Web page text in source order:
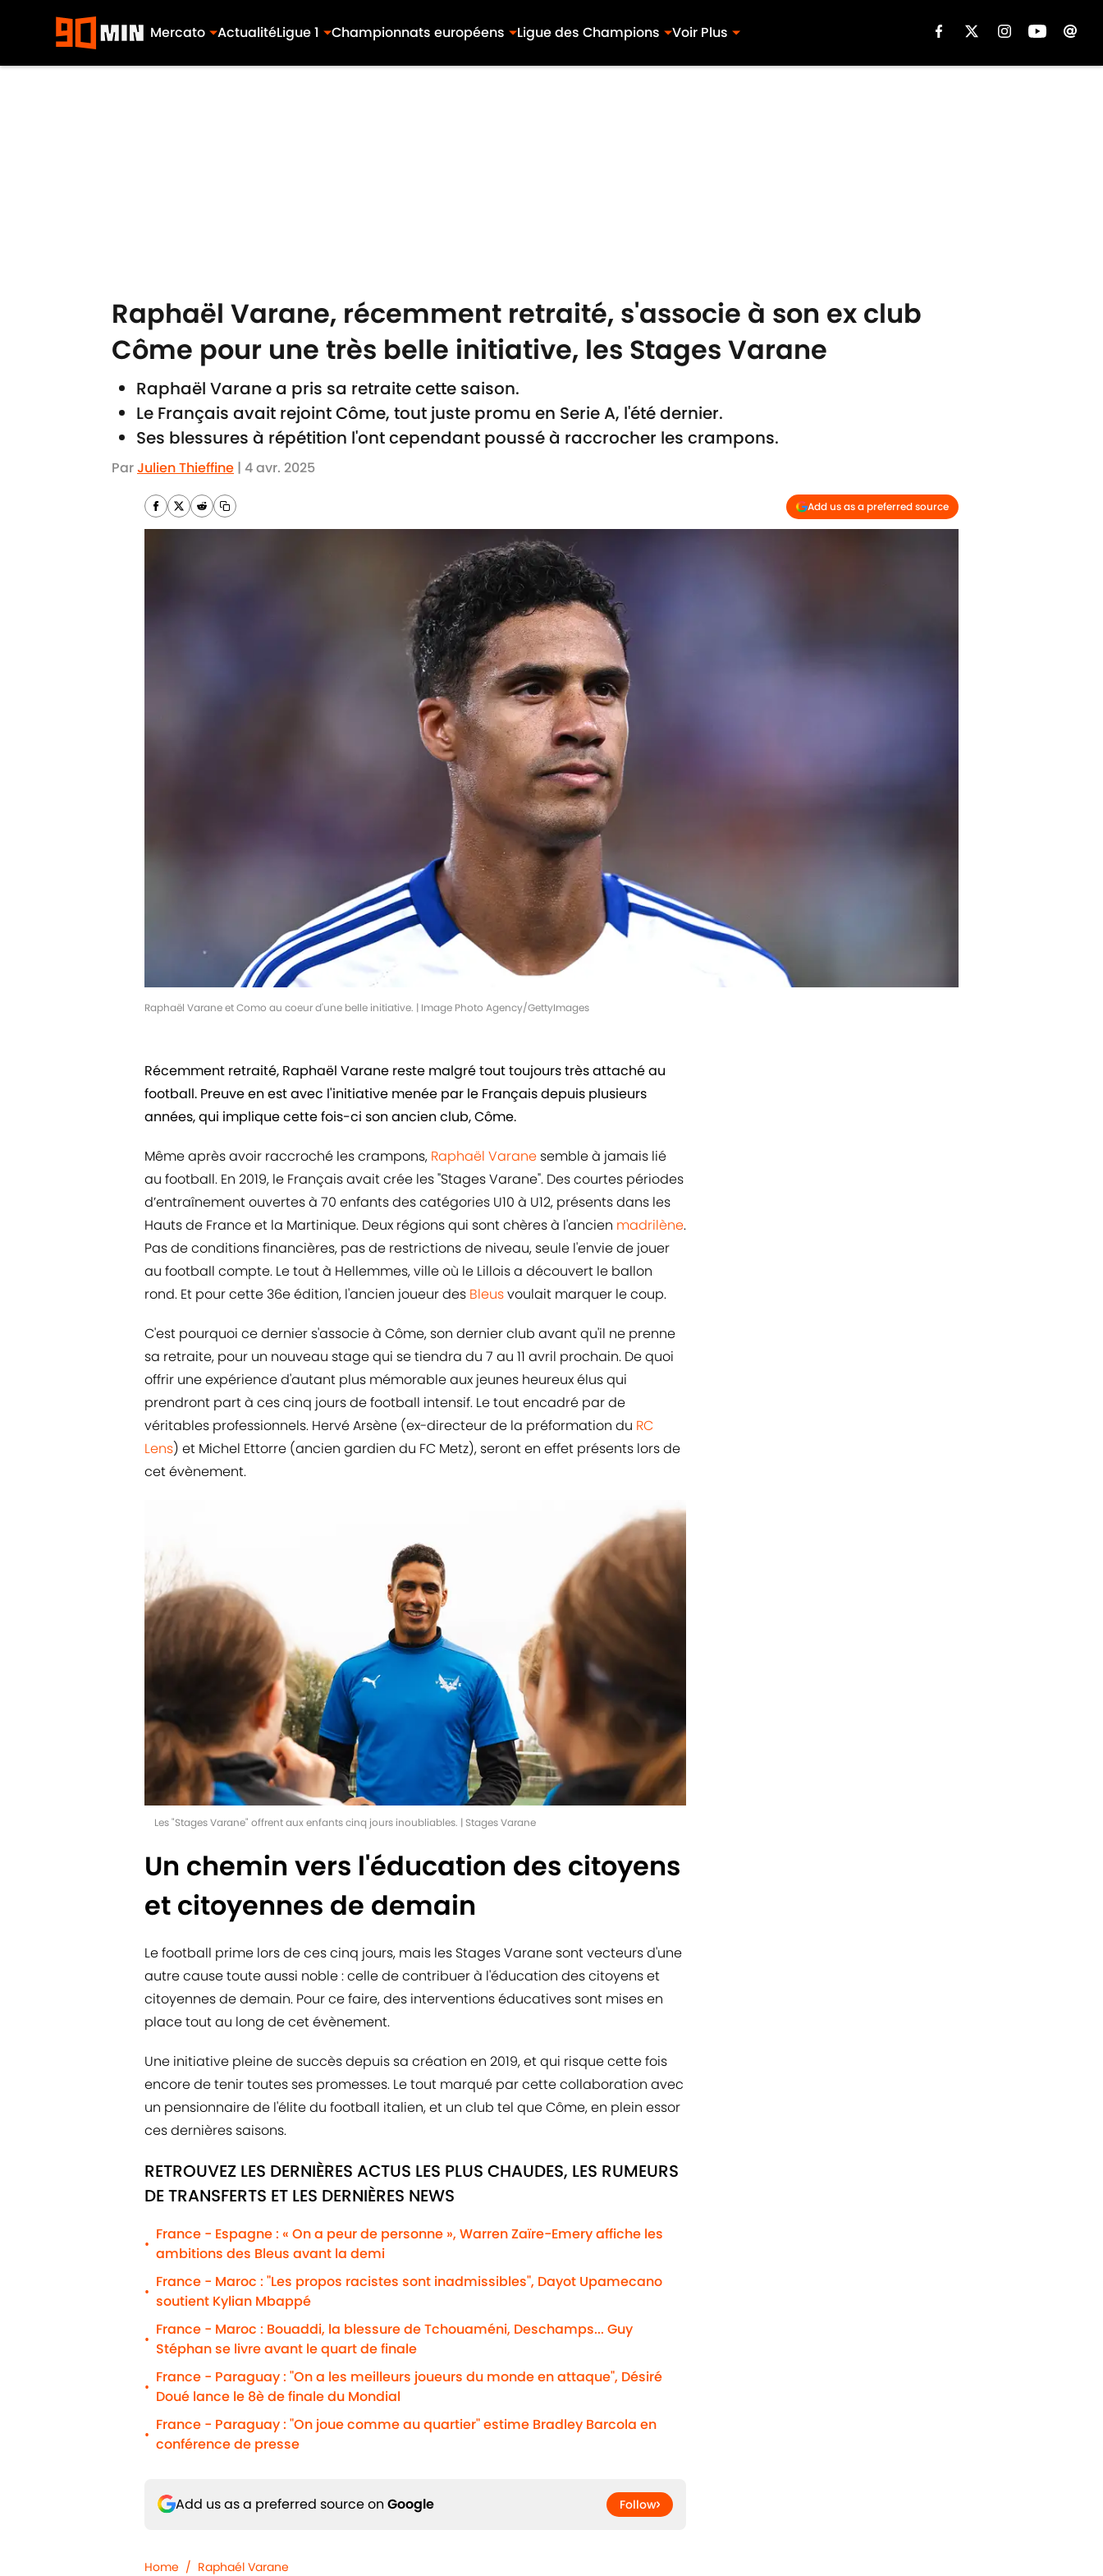
Mercato ActualitéLigue 1 Championnats européens Ligue des Champions Voir Plus
Raphaël Varane, récemment retraité, s'associe à son ex club
Côme pour une très belle initiative, les Stages Varane
Raphaël Varane a pris sa retraite cette saison.
Le Français avait rejoint Côme, tout juste promu en Serie A, l'été dernier.
Ses blessures à répétition l'ont cependant poussé à raccrocher les crampons.
ParJulien Thieffine | 4 avr. 2025
Add us as a preferred source
Raphaël Varane et Como au coeur d'une belle initiative. | Image Photo Agency/GettyImages
Récemment retraité, Raphaël Varane reste malgré tout toujours très attaché au
football. Preuve en est avec l'initiative menée par le Français depuis plusieurs
années, qui implique cette fois-ci son ancien club, Côme.
Même après avoir raccroché les crampons, Raphaël Varane semble à jamais lié
au football. En 2019, le Français avait crée les "Stages Varane". Des courtes périodes
d’entraînement ouvertes à 70 enfants des catégories U10 à U12, présents dans les
Hauts de France et la Martinique. Deux régions qui sont chères à l'ancien madrilène.
Pas de conditions financières, pas de restrictions de niveau, seule l'envie de jouer
au football compte. Le tout à Hellemmes, ville où le Lillois a découvert le ballon
rond. Et pour cette 36e édition, l'ancien joueur des Bleusvoulait marquer le coup.
C'est pourquoi ce dernier s'associe à Côme, son dernier club avant qu'il ne prenne
sa retraite, pour un nouveau stage qui se tiendra du 7 au 11 avril prochain. De quoi
offrir une expérience d'autant plus mémorable aux jeunes heureux élus qui
prendront part à ces cinq jours de football intensif. Le tout encadré par de
véritables professionnels. Hervé Arsène (ex-directeur de la préformation du RC
Lens) et Michel Ettorre (ancien gardien du FC Metz), seront en effet présents lors de
cet évènement.
Les "Stages Varane" offrent aux enfants cinq jours inoubliables. | Stages Varane
Un chemin vers l'éducation des citoyens
et citoyennes de demain
Le football prime lors de ces cinq jours, mais les Stages Varane sont vecteurs d'une
autre cause toute aussi noble : celle de contribuer à l'éducation des citoyens et
citoyennes de demain. Pour ce faire, des interventions éducatives sont mises en
place tout au long de cet évènement.
Une initiative pleine de succès depuis sa création en 2019, et qui risque cette fois
encore de tenir toutes ses promesses. Le tout marqué par cette collaboration avec
un pensionnaire de l'élite du football italien, et un club tel que Côme, en plein essor
ces dernières saisons.
RETROUVEZ LES DERNIÈRES ACTUS LES PLUS CHAUDES, LES RUMEURS
DE TRANSFERTS ET LES DERNIÈRES NEWS
•
France - Espagne : « On a peur de personne », Warren Zaïre-Emery affiche les
ambitions des Bleus avant la demi
•
France - Maroc : "Les propos racistes sont inadmissibles", Dayot Upamecano
soutient Kylian Mbappé
•
France - Maroc : Bouaddi, la blessure de Tchouaméni, Deschamps... Guy
Stéphan se livre avant le quart de finale
•
France - Paraguay : "On a les meilleurs joueurs du monde en attaque", Désiré
Doué lance le 8è de finale du Mondial
•
France - Paraguay : "On joue comme au quartier" estime Bradley Barcola en
conférence de presse
Add us as a preferred source on Google Follow
Home / Raphaél Varane